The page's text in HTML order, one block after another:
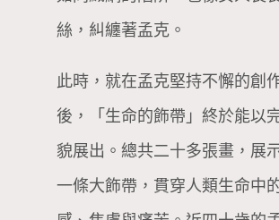
絲，糾纏著孟克。
此時，就在孟克堅持不懈的創
後，「生命的飾帶」終於能以
貌展出。總共二十多張畫，展
一條大飾帶，貫穿人類生命中